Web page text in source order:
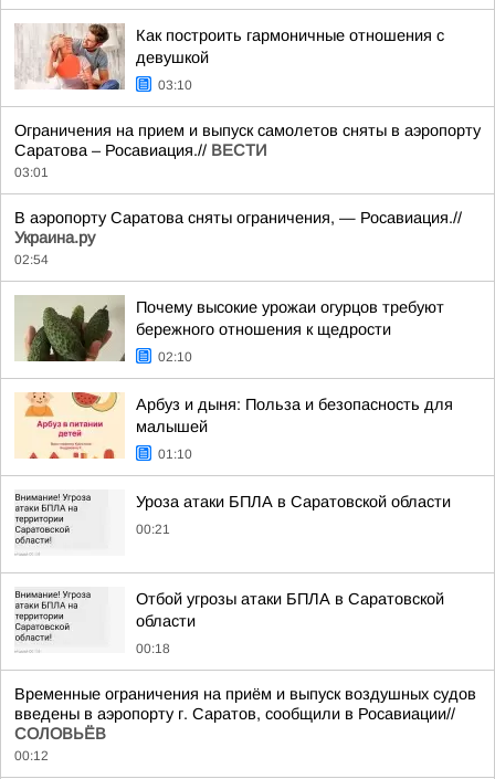
Как построить гармоничные отношения с
девушкой
03:10
Ограничения на прием и выпуск самолетов сняты в аэропорту
Саратова – Росавиация.// ВЕСТИ
03:01
В аэропорту Саратова сняты ограничения, — Росавиация.//
Украина.ру
02:54
Почему высокие урожаи огурцов требуют
бережного отношения к щедрости
02:10
Арбуз и дыня: Польза и безопасность для
малышей
01:10
Уроза атаки БПЛА в Саратовской области
00:21
Отбой угрозы атаки БПЛА в Саратовской
области
00:18
Временные ограничения на приём и выпуск воздушных судов
введены в аэропорту г. Саратов, сообщили в Росавиации//
СОЛОВЬЁВ
00:12